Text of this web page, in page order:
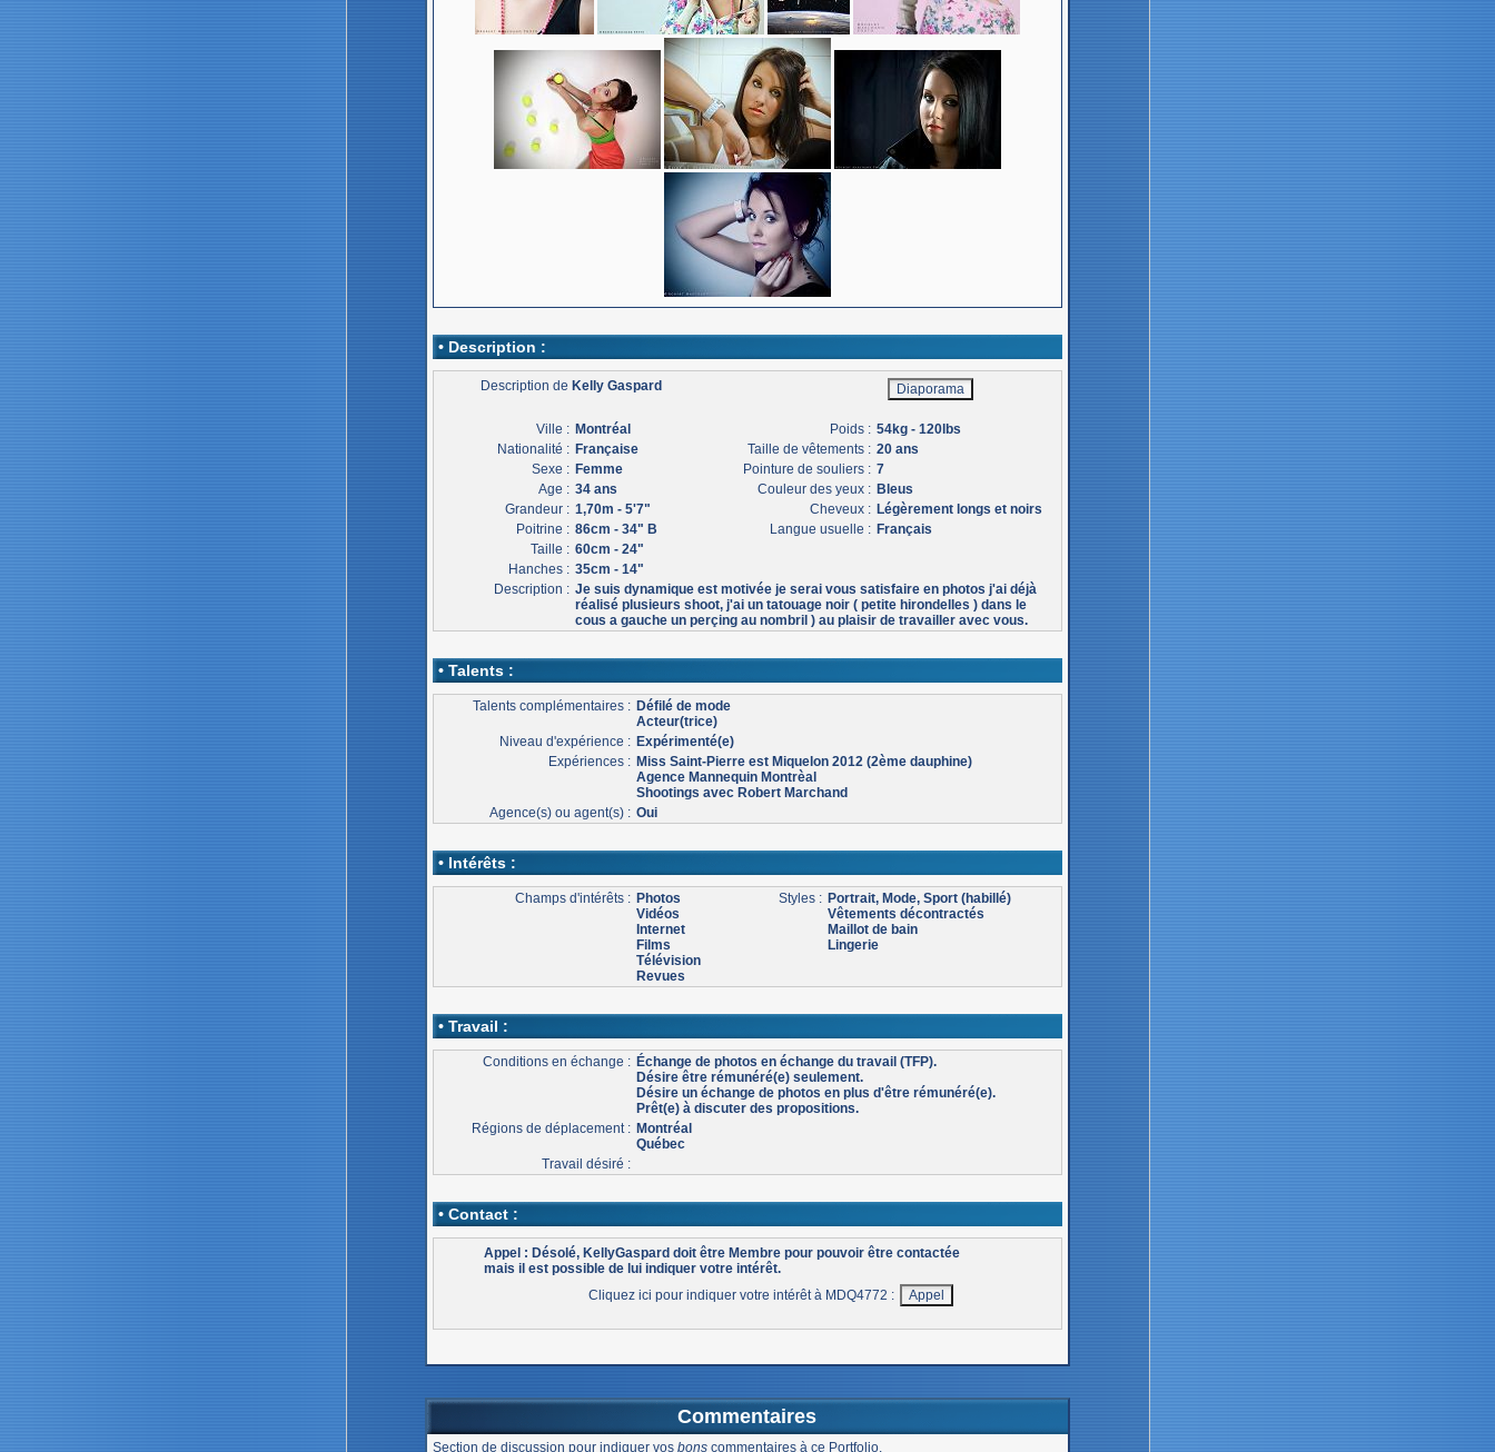
• Description :
Description deKelly Gaspard
Ville : Montréal
Nationalité : Française
Sexe : Femme
Age : 34 ans
Grandeur : 1,70m - 5'7"
Poitrine : 86cm - 34" B
Taille : 60cm - 24"
Hanches : 35cm - 14"
Poids : 54kg - 120lbs
Taille de vêtements : 20 ans
Pointure de souliers : 7
Couleur des yeux : Bleus
Cheveux : Légèrement longs et noirs
Langue usuelle : Français
Description : Je suis dynamique est motivée je serai vous satisfaire en photos j'ai déjà
réalisé plusieurs shoot, j'ai un tatouage noir ( petite hirondelles ) dans le
cous a gauche un perçing au nombril ) au plaisir de travailler avec vous.
• Talents :
Talents complémentaires : Défilé de mode
Acteur(trice)
Niveau d'expérience : Expérimenté(e)
Expériences : Miss Saint-Pierre est Miquelon 2012 (2ème dauphine)
Agence Mannequin Montrèal
Shootings avec Robert Marchand
Agence(s) ou agent(s) : Oui
• Intérêts :
Champs d'intérêts : Photos
Vidéos
Internet
Films
Télévision
Revues
Styles : Portrait, Mode, Sport (habillé)
Vêtements décontractés
Maillot de bain
Lingerie
• Travail :
Conditions en échange : Échange de photos en échange du travail (TFP).
Désire être rémunéré(e) seulement.
Désire un échange de photos en plus d'être rémunéré(e).
Prêt(e) à discuter des propositions.
Régions de déplacement : Montréal
Québec
Travail désiré :
• Contact :
Appel : Désolé, KellyGaspard doit être Membre pour pouvoir être contactée
mais il est possible de lui indiquer votre intérêt.
Cliquez ici pour indiquer votre intérêt à MDQ4772 :
Commentaires
Section de discussion pour indiquer vos bonscommentaires à ce Portfolio.